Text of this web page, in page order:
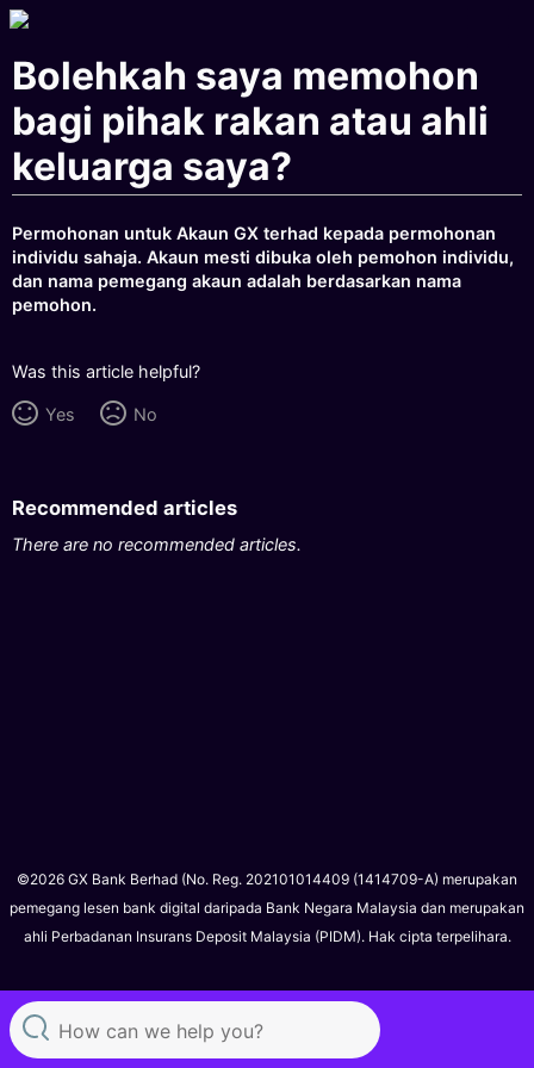
Bolehkah saya memohon
bagi pihak rakan atau ahli
keluarga saya?
Permohonan untuk Akaun GX terhad kepada permohonan
individu sahaja. Akaun mesti dibuka oleh pemohon individu,
dan nama pemegang akaun adalah berdasarkan nama
pemohon.
Was this article helpful?
Yes No
Recommended articles
There are no recommended articles.
©2026 GX Bank Berhad (No. Reg. 202101014409 (1414709-A) merupakan
pemegang lesen bank digital daripada Bank Negara Malaysia dan merupakan
ahli Perbadanan Insurans Deposit Malaysia (PIDM). Hak cipta terpelihara.